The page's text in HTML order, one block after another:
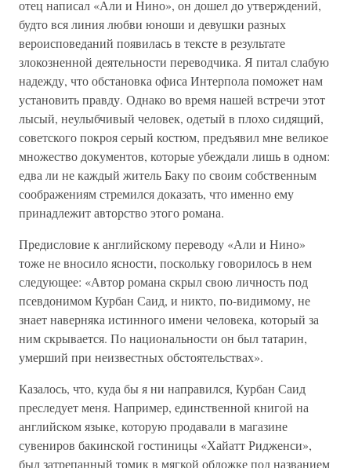
отец написал «Али и Нино», он дошел до утверждений,
будто вся линия любви юноши и девушки разных
вероисповеданий появилась в тексте в результате
злокозненной деятельности переводчика. Я питал слабую
надежду, что обстановка офиса Интерпола поможет нам
установить правду. Однако во время нашей встречи этот
лысый, неулыбчивый человек, одетый в плохо сидящий,
советского покроя серый костюм, предъявил мне великое
множество документов, которые убеждали лишь в одном:
едва ли не каждый житель Баку по своим собственным
соображениям стремился доказать, что именно ему
принадлежит авторство этого романа.
Предисловие к английскому переводу «Али и Нино»
тоже не вносило ясности, поскольку говорилось в нем
следующее: «Автор романа скрыл свою личность под
псевдонимом Курбан Саид, и никто, по-видимому, не
знает наверняка истинного имени человека, который за
ним скрывается. По национальности он был татарин,
умерший при неизвестных обстоятельствах».
Казалось, что, куда бы я ни направился, Курбан Саид
преследует меня. Например, единственной книгой на
английском языке, которую продавали в магазине
сувениров бакинской гостиницы «Хайатт Ридженси»,
был затрепанный томик в мягкой обложке под названием